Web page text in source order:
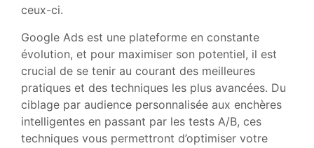
ceux-ci.
Google Ads est une plateforme en constante
évolution, et pour maximiser son potentiel, il est
crucial de se tenir au courant des meilleures
pratiques et des techniques les plus avancées. Du
ciblage par audience personnalisée aux enchères
intelligentes en passant par les tests A/B, ces
techniques vous permettront d’optimiser votre